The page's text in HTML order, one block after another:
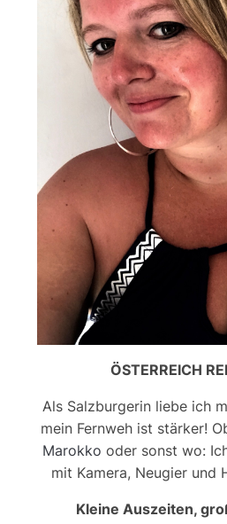
ÖSTERREICH
Als Salzburgerin liebe ich
mein Fernweh ist stärker!
Marokko oder sonst wo:
mit Kamera, Neugier und
Kleine Auszeiten,